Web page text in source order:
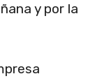
y por la